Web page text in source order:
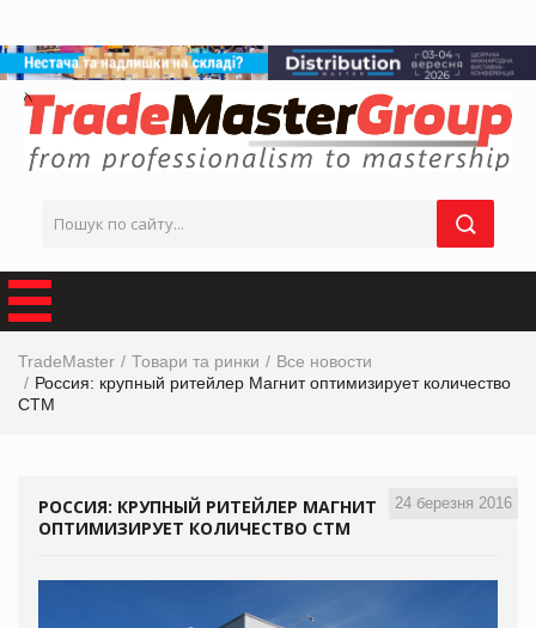
TradeMaster Товари та ринки
Все новости
Россия: крупный ритейлер Магнит оптимизирует количество
СТМ
24 березня 2016
РОССИЯ: КРУПНЫЙ РИТЕЙЛЕР МАГНИТ
ОПТИМИЗИРУЕТ КОЛИЧЕСТВО СТМ